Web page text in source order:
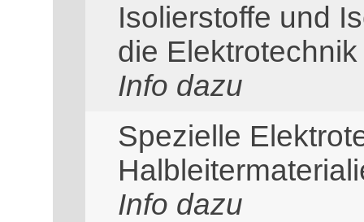
Isolierstoffe und
die
Info dazu
Spezielle
Info dazu